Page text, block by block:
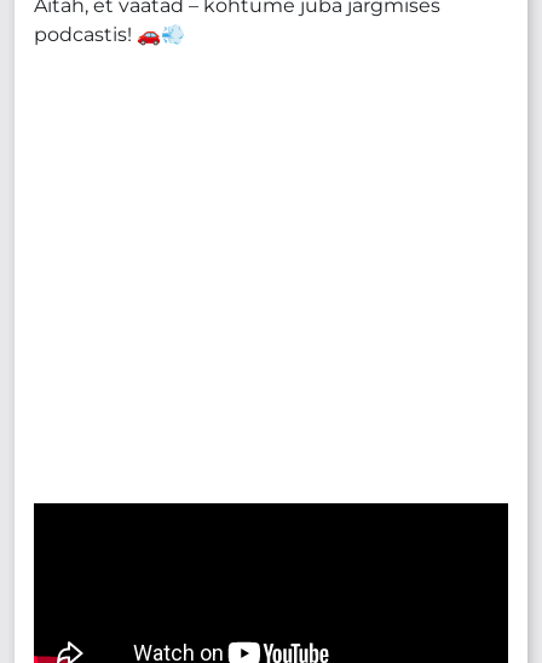
Aitäh, et vaatad – kohtume juba järgmises
podcastis! 🚗💨